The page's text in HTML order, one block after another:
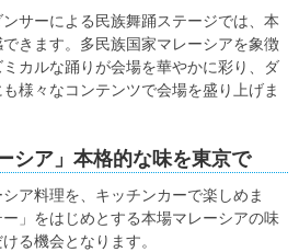
サーによる民族舞踊ステージでは、本
きます。多民族国家マレーシアを象徴
カルな踊りが会場を華やかに彩り、ダ
様々なコンテンツで会場を盛り上げま
シア」本格的な味を東京で
ア料理を、キッチンカーで楽しめま
」をはじめとする本場マレーシアの味
る機会となります。